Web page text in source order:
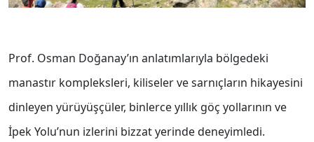
Prof. Osman Doğanay’ın anlatımlarıyla bölgedeki
manastır kompleksleri, kiliseler ve sarnıçların hikayesini
dinleyen yürüyüşçüler, binlerce yıllık göç yollarının ve
İpek Yolu’nun izlerini bizzat yerinde deneyimledi.